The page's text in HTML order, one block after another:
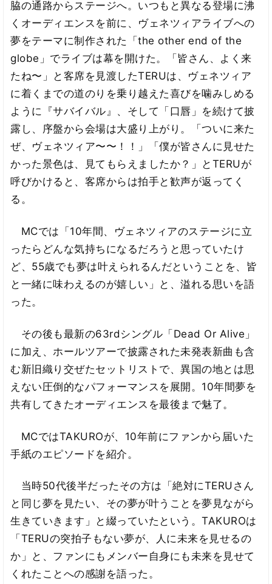
脇の通路からステージへ。いつもと異なる登場に沸
くオーディエンスを前に、ヴェネツィアライブへの
夢をテーマに制作された「the other end of the
globe」でライブは幕を開けた。「皆さん、よく来
たね〜」と客席を見渡したTERUは、ヴェネツィア
に着くまでの道のりを乗り越えた喜びを噛みしめる
ように『サバイバル』、そして「口唇」を続けて披
露し、序盤から会場は大盛り上がり。「ついに来た
ぜ、ヴェネツィア〜〜！！」「僕が皆さんに見せた
かった景色は、見てもらえましたか？」とTERUが
呼びかけると、客席からは拍手と歓声が返ってく
る。
MCでは「10年間、ヴェネツィアのステージに立
ったらどんな気持ちになるだろうと思っていたけ
ど、55歳でも夢は叶えられるんだということを、皆
と一緒に味わえるのが嬉しい」と、溢れる思いを語
った。
その後も最新の63rdシングル「Dead Or Alive」
に加え、ホールツアーで披露された未発表新曲も含
む新旧織り交ぜたセットリストで、異国の地とは思
えない圧倒的なパフォーマンスを展開。10年間夢を
共有してきたオーディエンスを最後まで魅了。
MCではTAKUROが、10年前にファンから届いた
手紙のエピソードを紹介。
当時50代後半だったその方は「絶対にTERUさん
と同じ夢を見たい、その夢が叶うことを夢見ながら
生きていきます」と綴っていたという。TAKUROは
「TERUの突拍子もない夢が、人に未来を見せるの
か」と、ファンにもメンバー自身にも未来を見せて
くれたことへの感謝を語った。